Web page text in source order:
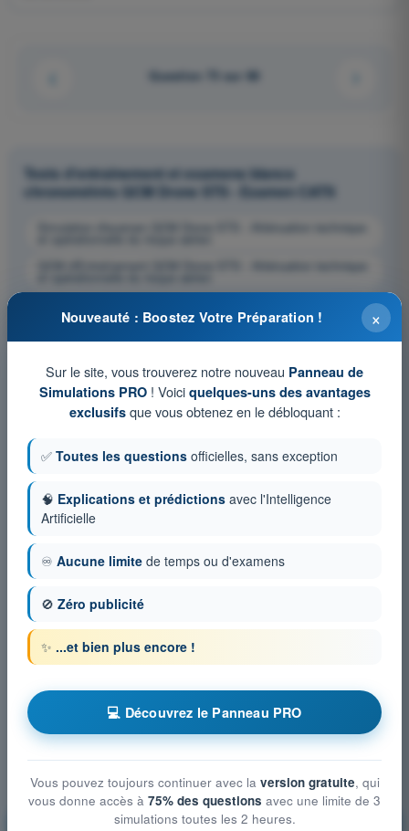
Question 73 sur 88
Tests d'entraînement et examens blancs
chronométrés QCM Drone STS - Examen CATS
Simulation d'examen QCM Drone STS - Atténuation technique
QCM d'Entraînement QCM Drone STS - Atténuation technique
opérationnelle du risque aérien
Atténuation technique et opérationnelle du risque
×
Nouveauté : Boostez Votre Préparation !
Sur le site, vous trouverez notre nouveau Panneau de
Simulations PRO! Voici quelques-uns des avantages
exclusifsque vous obtenez en le débloquant :
✅ Toutes les questions officielles, sans exception
🧠 Explications et prédictions avec l'Intelligence
Artificielle
♾️ Aucune limite de temps ou d'examens
🚫 Zéro publicité
✨ ...et bien plus encore !
💻 Découvrez le Panneau PRO
Vous pouvez toujours continuer avec la version gratuite, qui
vous donne accès à 75% des questions avec une limite de 3
simulations toutes les 2 heures.